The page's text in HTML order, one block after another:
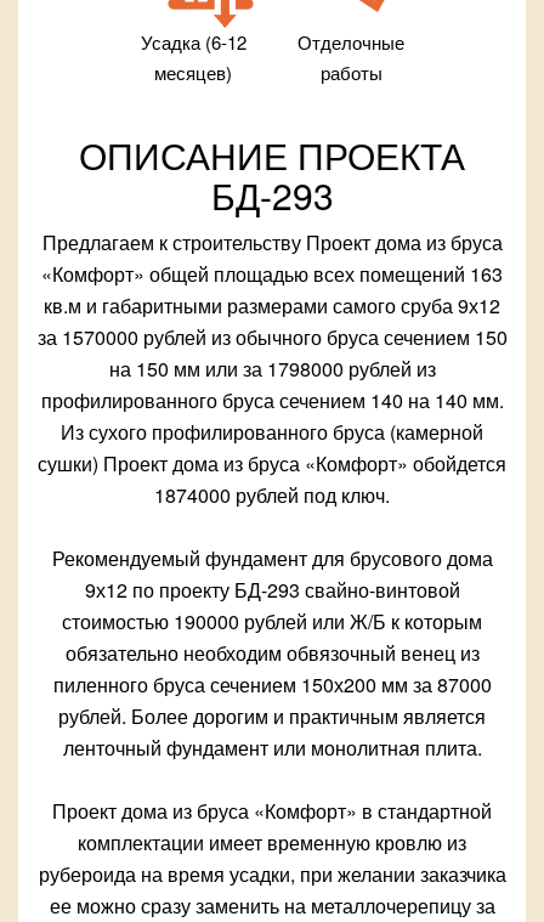
Усадка (6-12
месяцев)
Отделочные
работы
ОПИСАНИЕ ПРОЕКТА
БД-293
Предлагаем к строительству Проект дома из бруса
«Комфорт» общей площадью всех помещений 163
кв.м и габаритными размерами самого сруба 9х12
за 1570000 рублей из обычного бруса сечением 150
на 150 мм или за 1798000 рублей из
профилированного бруса сечением 140 на 140 мм.
Из сухого профилированного бруса (камерной
сушки) Проект дома из бруса «Комфорт» обойдется
1874000 рублей под ключ.
Рекомендуемый фундамент для брусового дома
9х12 по проекту БД-293 свайно-винтовой
стоимостью 190000 рублей или Ж/Б к которым
обязательно необходим обвязочный венец из
пиленного бруса сечением 150х200 мм за 87000
рублей. Более дорогим и практичным является
ленточный фундамент или монолитная плита.
Проект дома из бруса «Комфорт» в стандартной
комплектации имеет временную кровлю из
рубероида на время усадки, при желании заказчика
ее можно сразу заменить на металлочерепицу за